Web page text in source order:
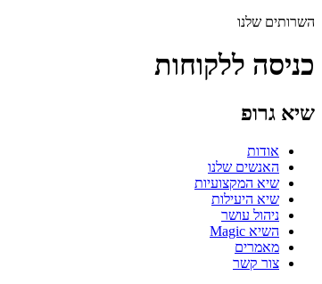
השרותים שלנו
כניסה ללקוחות
שיא גרופ
אודות
האנשים שלנו
שיא המקצועיות
שיא היעילות
ניהול עושר
השיא Magic
מאמרים
צור קשר